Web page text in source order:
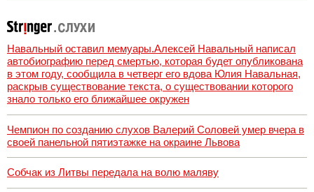
Навальный оставил мемуары.Алексей Навальный написал
автобиографию перед смертью, которая будет опубликована
в этом году, сообщила в четверг его вдова Юлия Навальная,
раскрыв существование текста, о существовании которого
знало только его ближайшее окружен
Чемпион по созданию слухов Валерий Соловей умер вчера в
своей панельной пятиэтажке на окраине Львова
Собчак из Литвы передала на волю маляву